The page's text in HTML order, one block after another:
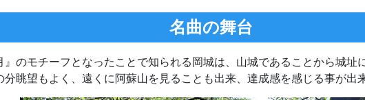
名曲の舞台
のモチーフとなったことで知られる岡城は、山城であることから城
眺望もよく、遠くに阿蘇山を見ることも出来、達成感を感じる事が